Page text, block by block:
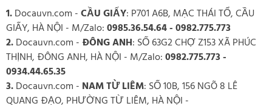
1.Docauvn.com -CẦU GIẤY: P701 A6B, MẠC THÁI TỔ, CẦU
GIẤY, HÀ NỘI - M/Zalo:0985.36.54.64 - 0982.775.773
2.Docauvn.com - ĐÔNG ANH: SỐ 63G2 CHỢ Z153 XÃ PHÚC
THỊNH, ĐÔNG ANH, HÀ NỘI - M/Zalo:0982.775.773 -
0934.44.65.35
3.Docauvn.com - NAM TỪ LIÊM: SỐ 10B, 156 NGÕ 8 LÊ
QUANG ĐẠO, PHƯỜNG TỪ LIÊM, HÀ NỘI -